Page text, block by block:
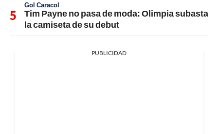
Gol Caracol
Tim Payne no pasa de moda: Olimpia subasta
la camiseta de su debut
PUBLICIDAD